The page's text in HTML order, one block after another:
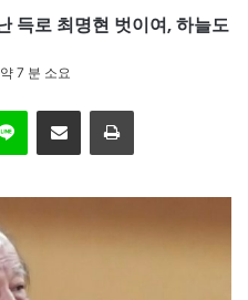
득로 최명현 벗이여, 하늘도
7 분 소요
이메일